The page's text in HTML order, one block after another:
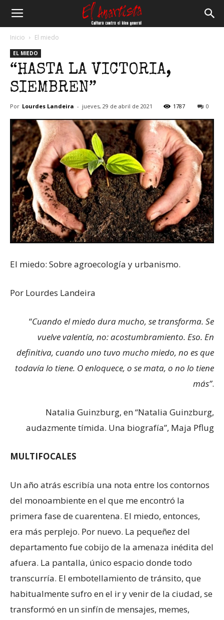
Anartista
Inicio El miedo
EL MIEDO
“HASTA LA VICTORIA,
SIEMBREN”
Por Lourdes Landeira - jueves, 29 de abril de 2021 1787 0
El miedo: Sobre agroecología y urbanismo.
Por Lourdes Landeira
“Cuando el miedo dura mucho, se transforma. Se
vuelve valentía, no: acostumbramiento. Eso. En
definitiva, cuando uno tuvo mucho miedo, no es que
todavía lo tiene. O enloquece, o se mata, o no lo tiene
más”.
Natalia Guinzburg, en “Natalia Guinzburg,
audazmente tímida. Una biografía”, Maja Pflug
MULTIFOCALES
Un año atrás escribía una nota entre los contornos
del monoambiente en el que me encontró la
primera fase de cuarentena. El miedo, entonces,
era más perplejo. Por nuevo. La pequeñez del
departamento fue cobijo de la amenaza inédita del
afuera. La pantalla, único espacio donde todo
transcurría. El embotellamiento de tránsito, que
habitualmente sufro en el ir y venir de la ciudad, se
transformó en un sinfín de mensajes, memes,